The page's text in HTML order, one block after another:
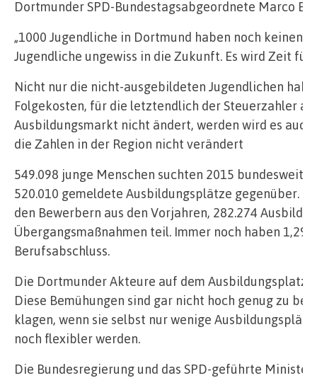
Dortmunder SPD-Bundestagsabgeordnete Marco
„1000 Jugendliche in Dortmund haben noch keinen
Jugendliche ungewiss in die Zukunft. Es wird Zeit
Nicht nur die nicht-ausgebildeten Jugendlichen
Folgekosten, für die letztendlich der Steuerzahler
Ausbildungsmarkt nicht ändert, werden wird es
die Zahlen in der Region nicht verändert
549.098 junge Menschen suchten 2015 bundesweit
520.010 gemeldete Ausbildungsplätze gegenüber.
den Bewerbern aus den Vorjahren, 282.274
Übergangsmaßnahmen teil. Immer noch haben
Berufsabschluss.
Die Dortmunder Akteure auf dem
Diese Bemühungen sind gar nicht hoch genug zu
klagen, wenn sie selbst nur wenige
noch flexibler werden.
Die Bundesregierung und das SPD-geführte